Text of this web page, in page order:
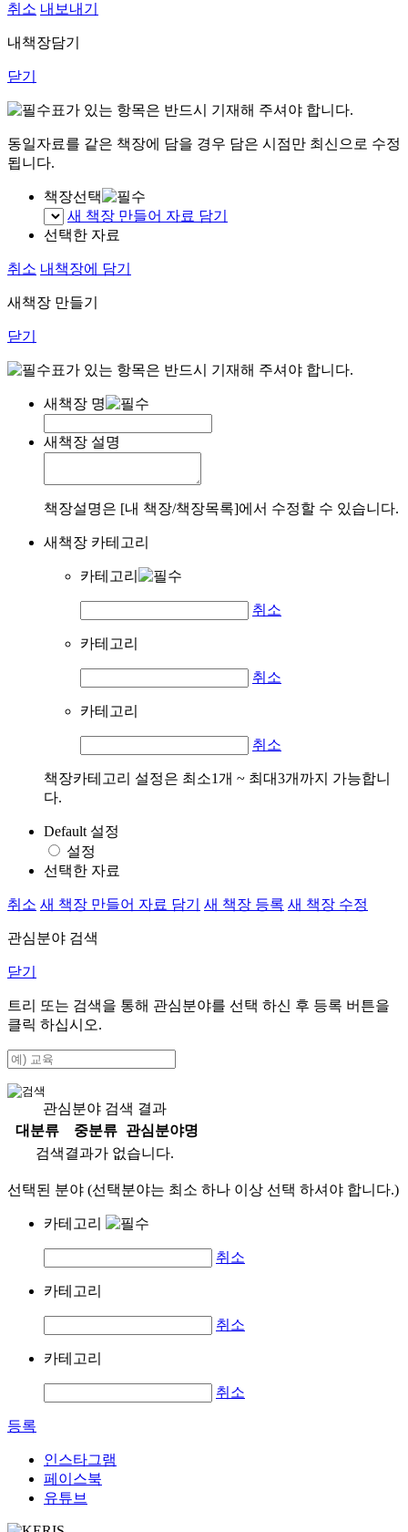
취소 내보내기
내책장담기
닫기
표가 있는 항목은 반드시 기재해 주셔야 합니다.
동일자료를 같은 책장에 담을 경우 담은 시점만 최신으로 수정
됩니다.
책장선택
새 책장 만들어 자료 담기
선택한 자료
취소 내책장에 담기
새책장 만들기
닫기
표가 있는 항목은 반드시 기재해 주셔야 합니다.
새책장 명
새책장 설명
책장설명은 [내 책장/책장목록]에서 수정할 수 있습니다.
새책장 카테고리
카테고리
취소
카테고리
취소
카테고리
취소
책장카테고리 설정은 최소1개 ~ 최대3개까지 가능합니
다.
Default 설정
설정
선택한 자료
취소 새 책장 만들어 자료 담기 새 책장 등록 새 책장 수정
관심분야 검색
닫기
트리 또는 검색을 통해 관심분야를 선택 하신 후 등록 버튼을
클릭 하십시오.
관심분야 검색 결과
대분류
중분류
관심분야명
검색결과가 없습니다.
선택된 분야 (선택분야는 최소 하나 이상 선택 하셔야 합니다.)
카테고리
취소
카테고리
취소
카테고리
취소
등록
인스타그램
페이스북
유튜브